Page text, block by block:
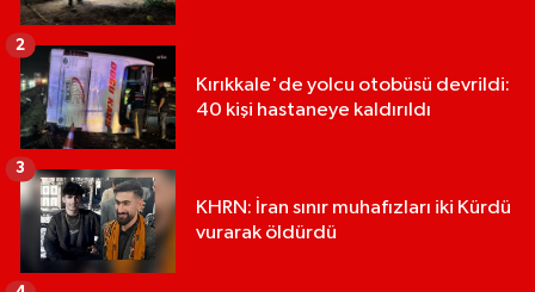
Kırıkkale'de yolcu otobüsü devrildi:
40 kişi hastaneye kaldırıldı
2
KHRN: İran sınır muhafızları iki Kürdü
vurarak öldürdü
3